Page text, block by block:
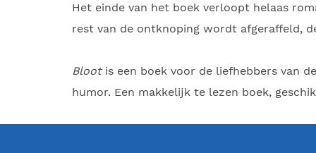
Het einde van het boek verloopt helaas
rest van de ontknoping wordt afgeraffeld,
Blootis een boek voor de liefhebbers van
humor. Een makkelijk te lezen boek,